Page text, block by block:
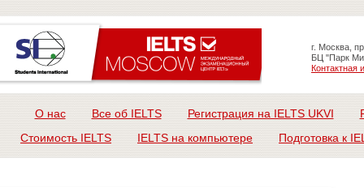
г. Москва,
БЦ "Парк
Контактная
О нас Все об IELTS Регистрация на IELTS UKVI
Стоимость IELTS
IELTS на компьютере Подготовка к